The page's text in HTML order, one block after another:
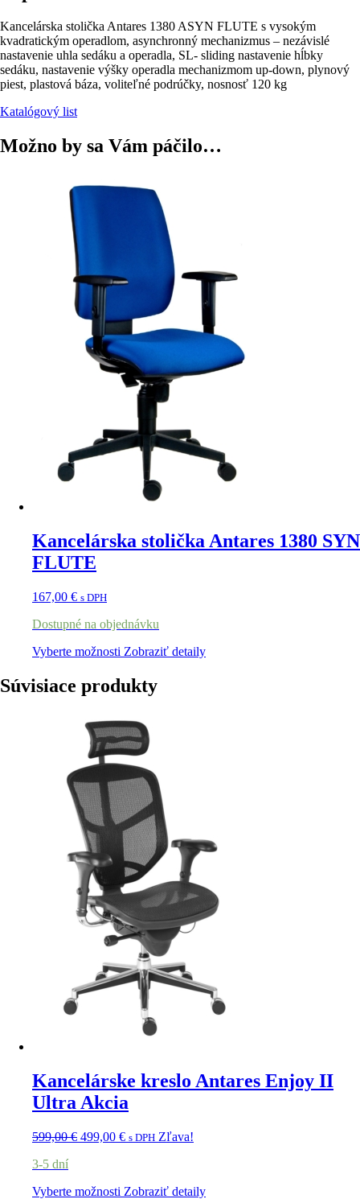
Kancelárska stolička Antares 1380 ASYN FLUTE s vysokým
kvadratickým operadlom, asynchronný mechanizmus – nezávislé
nastavenie uhla sedáku a operadla, SL- sliding nastavenie hĺbky
sedáku, nastavenie výšky operadla mechanizmom up-down, plynový
piest, plastová báza, voliteľné podrúčky, nosnosť 120 kg
Katalógový list
Možno by sa Vám páčilo…
Kancelárska stolička Antares 1380 SYN
FLUTE
167,00 € s DPH
Dostupné na objednávku
Vyberte možnosti Zobraziť detaily
Súvisiace produkty
Kancelárske kreslo Antares Enjoy II
Ultra Akcia
599,00€ 499,00 € s DPH Zľava!
3-5 dní
Vyberte možnosti Zobraziť detaily